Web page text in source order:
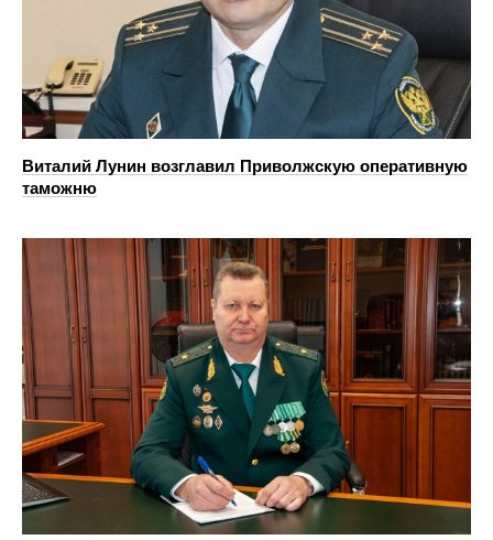
Виталий Лунин возглавил Приволжскую оперативную
таможню